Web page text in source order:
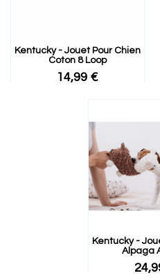
Kentucky - Jouet Pour Chien
Coton 8 Loop
14,99 €
Kentucky -
Alpaga